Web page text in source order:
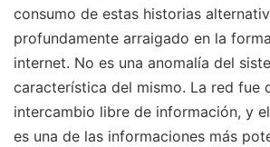
consumo de estas historias
profundamente arraigado en la
internet. No es una anomalía del
característica del mismo. La red fue
intercambio libre de información, y
es una de las informaciones más